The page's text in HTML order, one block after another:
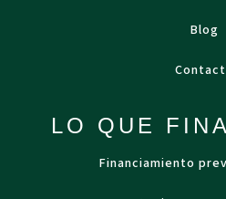
Blog
LO QUE
Financiamiento